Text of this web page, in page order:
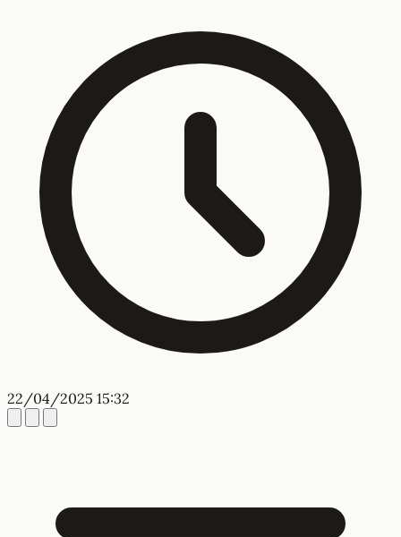
22/04/2025 15:32